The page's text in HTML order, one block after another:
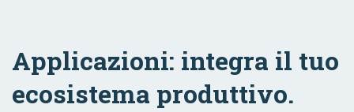
Applicazioni: integra il tuo
ecosistema produttivo.